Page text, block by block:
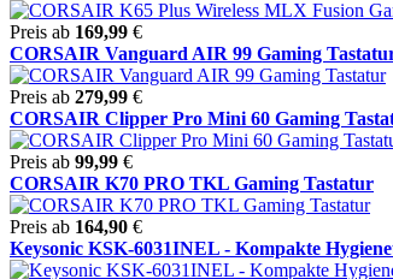
Preis ab 169,99 €
CORSAIR Vanguard AIR 99 Gaming
Preis ab 279,99 €
CORSAIR Clipper Pro Mini 60 Gaming
Preis ab 99,99 €
CORSAIR K70 PRO TKL Gaming Tastatur
Preis ab 164,90 €
Keysonic KSK-6031INEL - Kompakte